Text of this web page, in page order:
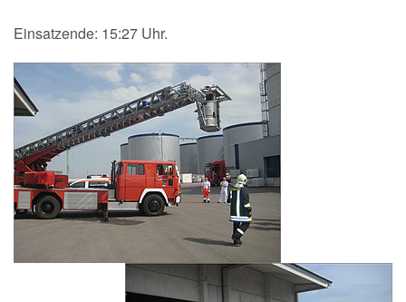
Einsatzende: 15:27 Uhr.